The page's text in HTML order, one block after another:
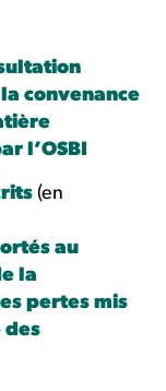
convenance
l’OSBI
(en
au
la
pertes mis
des